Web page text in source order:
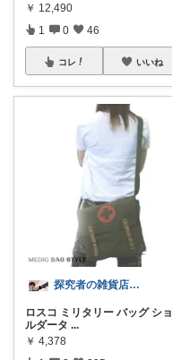
￥ 12,490
1 0 46
コレ いいね
探究者の雑貨店⭐︎ ☀️🌻🍉✨
ロスコ ミリタリー バッグ ショ
ルダータ ...
￥ 4,378